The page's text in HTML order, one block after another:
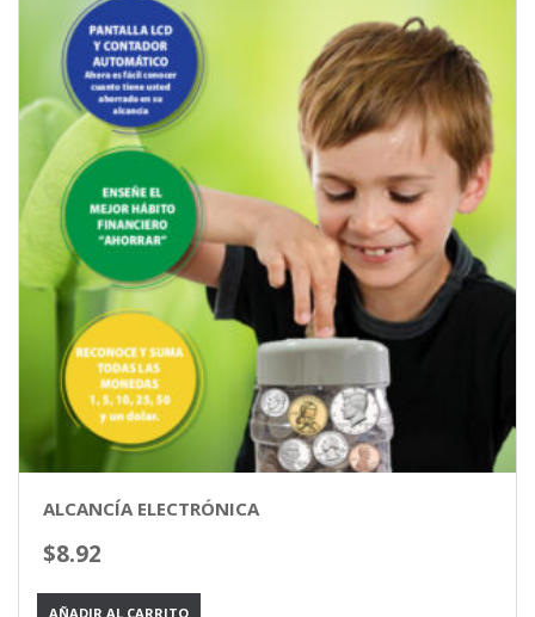
ALCANCÍA ELECTRÓNICA
$8.92
AÑADIR AL CARRITO